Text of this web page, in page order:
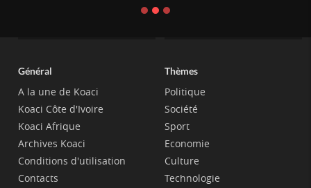
Général
A la une de Koaci
Koaci Côte d'Ivoire
Koaci Afrique
Archives Koaci
Conditions d'utilisation
Contacts
Thèmes
Politique
Société
Sport
Economie
Culture
Technologie